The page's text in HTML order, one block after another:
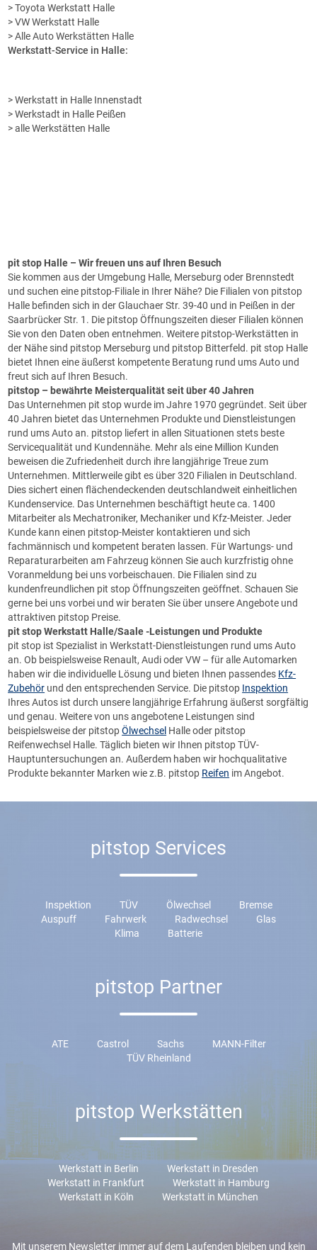
> Toyota Werkstatt Halle
> VW Werkstatt Halle
> Alle Auto Werkstätten Halle
Werkstatt-Service in Halle:
> Werkstatt in Halle Innenstadt
> Werkstadt in Halle Peißen
> alle Werkstätten Halle
pit stop Halle – Wir freuen uns auf Ihren Besuch
Sie kommen aus der Umgebung Halle, Merseburg oder Brennstedt
und suchen eine pitstop-Filiale in Ihrer Nähe? Die Filialen von pitstop
Halle befinden sich in der Glauchaer Str. 39-40 und in Peißen in der
Saarbrücker Str. 1. Die pitstop Öffnungszeiten dieser Filialen können
Sie von den Daten oben entnehmen. Weitere pitstop-Werkstätten in
der Nähe sind pitstop Merseburg und pitstop Bitterfeld. pit stop Halle
bietet Ihnen eine äußerst kompetente Beratung rund ums Auto und
freut sich auf Ihren Besuch.
pitstop – bewährte Meisterqualität seit über 40 Jahren
Das Unternehmen pit stop wurde im Jahre 1970 gegründet. Seit über
40 Jahren bietet das Unternehmen Produkte und Dienstleistungen
rund ums Auto an. pitstop liefert in allen Situationen stets beste
Servicequalität und Kundennähe. Mehr als eine Million Kunden
beweisen die Zufriedenheit durch ihre langjährige Treue zum
Unternehmen. Mittlerweile gibt es über 320 Filialen in Deutschland.
Dies sichert einen flächendeckenden deutschlandweit einheitlichen
Kundenservice. Das Unternehmen beschäftigt heute ca. 1400
Mitarbeiter als Mechatroniker, Mechaniker und Kfz-Meister. Jeder
Kunde kann einen pitstop-Meister kontaktieren und sich
fachmännisch und kompetent beraten lassen. Für Wartungs- und
Reparaturarbeiten am Fahrzeug können Sie auch kurzfristig ohne
Voranmeldung bei uns vorbeischauen. Die Filialen sind zu
kundenfreundlichen pit stop Öffnungszeiten geöffnet. Schauen Sie
gerne bei uns vorbei und wir beraten Sie über unsere Angebote und
attraktiven pitstop Preise.
pit stopWerkstatt Halle/Saale -Leistungen und Produkte
pit stop ist Spezialist inWerkstatt-Dienstleistungen rund ums Auto
an. Ob beispielsweise Renault, Audi oder VW – für alle Automarken
haben wir die individuelle Lösung und bieten Ihnen passendes Kfz-
Zubehör und den entsprechenden Service. Die pitstop Inspektion
Ihres Autos ist durch unsere langjährige Erfahrung äußerst sorgfältig
und genau. Weitere von uns angebotene Leistungen sind
beispielsweise der pitstopÖlwechsel Halle oder pitstop
Reifenwechsel Halle. Täglich bieten wir Ihnen pitstop TÜV-
Hauptuntersuchungen an. Außerdem haben wir hochqualitative
Produkte bekannter Marken wie z.B. pitstop Reifen im Angebot.
pitstop Services
Inspektion TÜV Ölwechsel
Bremse
Auspuff
Fahrwerk Radwechsel
Glas
Klima
Batterie
pitstop Partner
ATE Castrol Sachs
MANN-Filter
TÜV Rheinland
pitstop Werkstätten
Werkstatt in Berlin
Werkstatt in Dresden
Werkstatt in Frankfurt
Werkstatt in Hamburg
Werkstatt in Köln
Werkstatt in München
Mit unserem Newsletter immer auf dem Laufenden bleiben und kein